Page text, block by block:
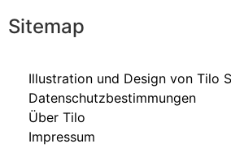
Sitemap
Illustration und Design von Tilo
Datenschutzbestimmungen
Über Tilo
Impressum